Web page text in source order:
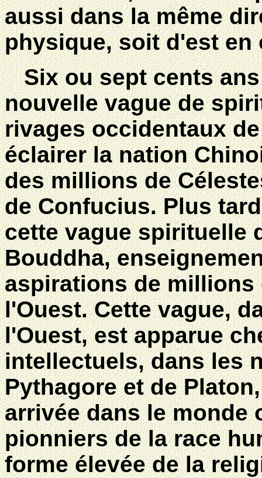
aussi dans la même
physique, soit d'est en
Six ou sept cents ans
nouvelle vague de
rivages occidentaux
éclairer la nation
des millions de
de Confucius. Plus
cette vague spirituelle
Bouddha,
aspirations de millions
l'Ouest. Cette vague,
l'Ouest, est apparue
intellectuels, dans les
Pythagore et de
arrivée dans le monde
pionniers de la race
forme élevée de la